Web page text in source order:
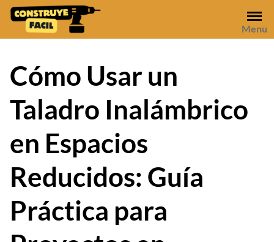
Skip
content
Menu
Cómo Usar un
Taladro Inalámbrico
en Espacios
Reducidos: Guía
Práctica para